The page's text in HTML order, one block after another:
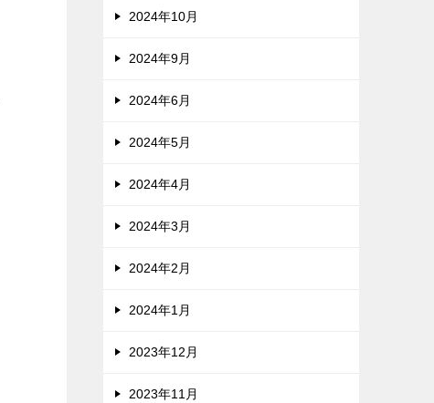
2024年10月
2024年9月
2024年6月
2024年5月
2024年4月
2024年3月
2024年2月
2024年1月
2023年12月
2023年11月